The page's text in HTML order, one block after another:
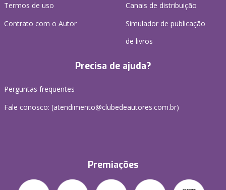
Termos de uso
Contrato com o Autor
Canais de distribuição
Simulador de publicação
de livros
Precisa de ajuda?
Perguntas frequentes
Fale conosco: (atendimento@clubedeautores.com.br)
Premiações